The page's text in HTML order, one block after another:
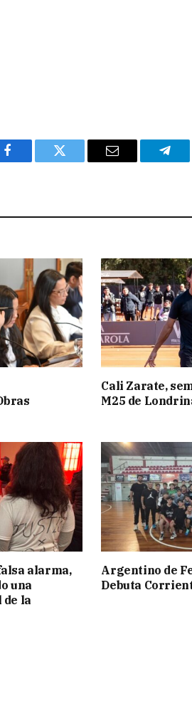
Facebook Twitter Email
Cali Zarate,
M25 de
alarma,
una
la
Argentino de
Debuta